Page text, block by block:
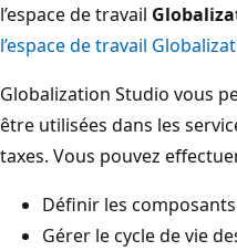
l’espace de travail
l’espace de travail
Globalization Studio vous
être utilisées dans les
taxes. Vous pouvez
Définir les
Gérer le cycle de vie